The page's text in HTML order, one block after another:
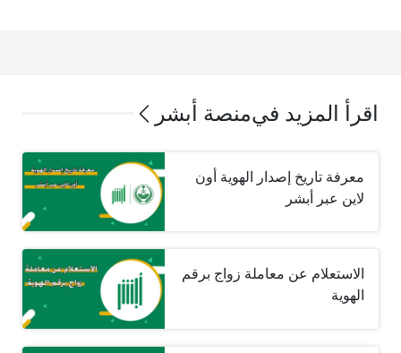
اقرأ المزيد فيمنصة أبشر
معرفة تاريخ إصدار الهوية أون
لاين عبر أبشر
الاستعلام عن معاملة زواج برقم
الهوية